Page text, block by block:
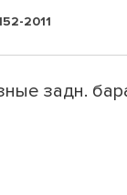
2011
задн.